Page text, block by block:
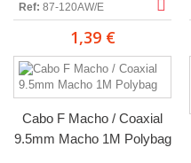
Ref: 87-120AW/E
1,39 €
Cabo F Macho / Coaxial
9.5mm Macho 1M Polybag